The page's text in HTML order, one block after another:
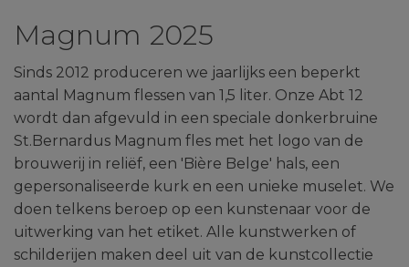
Magnum 2025
Sinds 2012 produceren we jaarlijks een beperkt
aantal Magnum flessen van 1,5 liter. Onze Abt 12
wordt dan afgevuld in een speciale donkerbruine
St.Bernardus Magnum fles met het logo van de
brouwerij in reliëf, een 'Bière Belge' hals, een
gepersonaliseerde kurk en een unieke muselet. We
doen telkens beroep op een kunstenaar voor de
uitwerking van het etiket. Alle kunstwerken of
schilderijen maken deel uit van de kunstcollectie